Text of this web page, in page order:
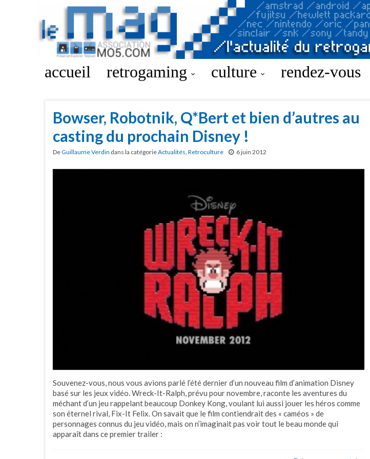
accueil retrogaming culture rendez-vous
Bowser, Robotnik, Q*Bert et bien d’autres au
casting du prochain Disney !
DeGuillaume Verdin dans la catégorieActualités, Retroculture 6 juin 2012
Souvenez-vous, nous vous avions parlé l’été dernier d’un nouveau film d’animation Disney
basé sur les jeux vidéo. Wreck-It-Ralph, prévu pour novembre, raconte les aventures du
méchant d’un jeu rappelant beaucoup Donkey Kong, voulant lui aussi jouer les héros comme
son éternel rival, Fix-It Felix. On savait que le film contiendrait des « caméos » de
personnages connus du jeu vidéo, mais on n’imaginait pas voir tout le beau monde qui
apparaît dans ce premier trailer :